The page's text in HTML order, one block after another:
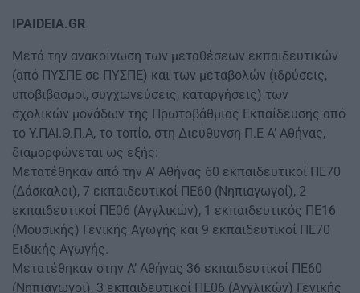
IPAIDEIA.GR
Μετά την ανακοίνωση των μεταθέσεων εκπαιδευτικών
(από ΠΥΣΠΕ σε ΠΥΣΠΕ) και των μεταβολών (ιδρύσεις,
υποβιβασμοί, συγχωνεύσεις, καταργήσεις) των
σχολικών μονάδων της Πρωτοβάθμιας Εκπαίδευσης από
το Υ.ΠΑΙ.Θ.Π.Α, το τοπίο, στη Διεύθυνση Π.Ε Α’ Αθήνας,
διαμορφώνεται ως εξής:
Μετατέθηκαν από την Α’ Αθήνας 60 εκπαιδευτικοί ΠΕ70
(Δάσκαλοι), 7 εκπαιδευτικοί ΠΕ60 (Νηπιαγωγοί), 2
εκπαιδευτικοί ΠΕ06 (Αγγλικών), 1 εκπαιδευτικός ΠΕ16
(Μουσικής) Γενικής Αγωγής και 9 εκπαιδευτικοί ΠΕ70
Ειδικής Αγωγής.
Μετατέθηκαν στην Α’ Αθήνας 36 εκπαιδευτικοί ΠΕ60
(Νηπιαγωγοί), 3 εκπαιδευτικοί ΠΕ06 (Αγγλικών) Γενικής